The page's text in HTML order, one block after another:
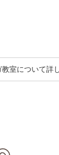
教室について詳